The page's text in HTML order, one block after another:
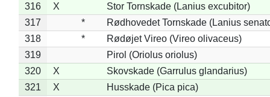
316
X
Stor Tornskade (Lanius excubitor)
317
*
Rødhovedet Tornskade (Lanius
318
*
Rødøjet Vireo (Vireo olivaceus)
319
Pirol (Oriolus oriolus)
320
X
Skovskade (Garrulus glandarius)
321
X
Husskade (Pica pica)